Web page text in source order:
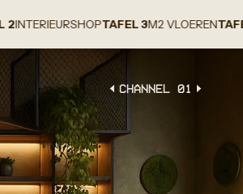
TAFEL 3M2 VLOERENTAFEL 4EWDDR
CHANNEL 01